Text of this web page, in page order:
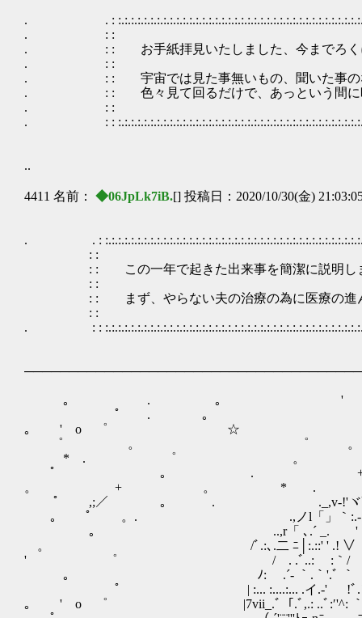
. . :
. : :
. : : お手紙拝見いたしました、今までろく
. : :
. : : 宇宙では見た事無いもの、聞いた
. : : 色々見て回るだけで、あっという間に時
. : :
. : :
..
4411 名前： ◆06JpLk7iB.[] 投稿日：2020/10/30(金)
. . :
: :
: : この一年で起きた出来事を
: :
: : まず、やらない夫の治療の為に医療の進んだ
: :
. : :
｡ . ｡ '
ﾟ . ｡ ゜ +
｡ ' o ゜ ☆
゜ 。 ゜
* . ゜ 。
ﾟ 。 . +
。 + 。 *
ﾟ ,;／ 。 . ._,v-!'ヾﾞ「厂
｡ ﾟ 。. .,ノl「」｀:.‐ .!.'
｡ ..,r「 ､.´ _. ' .ﾞ..- ' _ノ‐
。 /ﾞ.:､.二 ﾆ│:.::' ' .!
' ゜ / . .ﾞ..: :｀/ .｀
｡ ﾉ: .´- ｀.｀'.ﾞ ｀ _'
ﾟ | :... :....:... .イ.‐' !ﾞ.＼
｡ ' o ゜ |7vii_.ﾞ「.ﾞ,.: ..ﾞ